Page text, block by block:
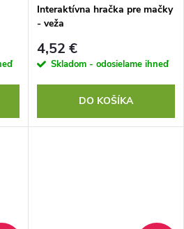
Interaktívna hračka pre mačky
- veža
4,52 €
Skladom - odosielame ihneď
DO KOŠÍKA